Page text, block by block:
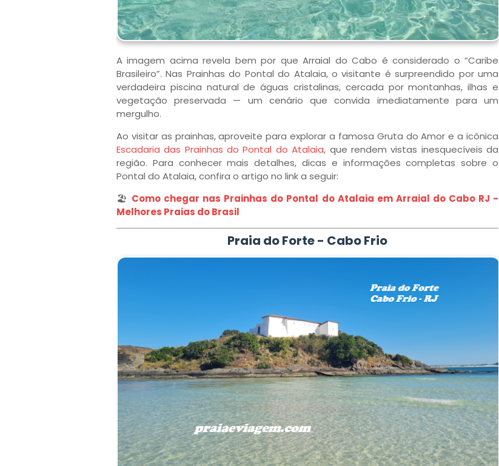
A imagem acima revela bem por que Arraial do Cabo é considerado o “Caribe
Brasileiro”. Nas Prainhas do Pontal do Atalaia, o visitante é surpreendido por uma
verdadeira piscina natural de águas cristalinas, cercada por montanhas, ilhas e
vegetação preservada — um cenário que convida imediatamente para um
mergulho.
Ao visitar as prainhas, aproveite para explorar a famosa Gruta do Amor e a icônica
Escadaria das Prainhas do Pontal do Atalaia, que rendem vistas inesquecíveis da
região. Para conhecer mais detalhes, dicas e informações completas sobre o
Pontal do Atalaia, confira o artigo no link a seguir:
🏖️ Como chegar nas Prainhas do Pontal do Atalaia em Arraial do Cabo RJ -
Melhores Praias do Brasil
Praia do Forte - Cabo Frio